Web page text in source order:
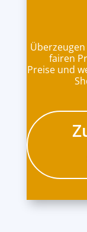
fairen
Preise und